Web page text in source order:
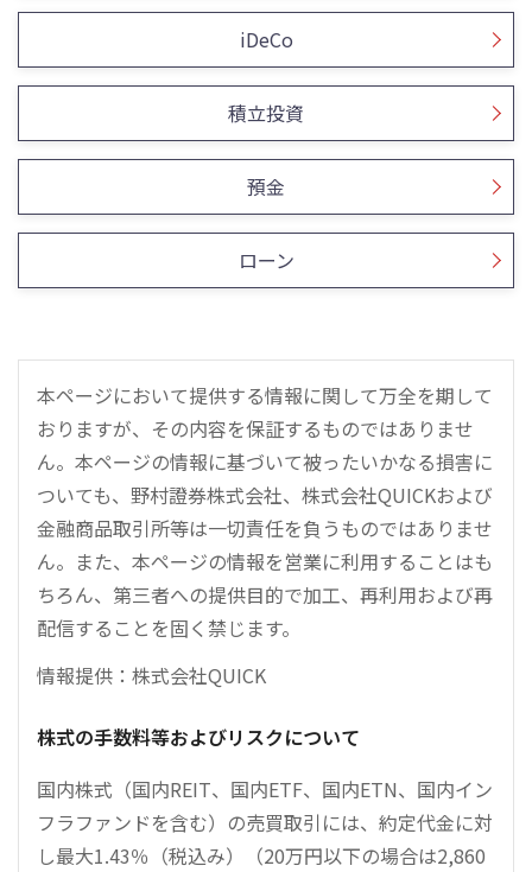
iDeCo
積立投資
預金
ローン
本ページにおいて提供する情報に関して万全を期して
おりますが、その内容を保証するものではありませ
ん。本ページの情報に基づいて被ったいかなる損害に
ついても、野村證券株式会社、株式会社QUICKおよび
金融商品取引所等は一切責任を負うものではありませ
ん。また、本ページの情報を営業に利用することはも
ちろん、第三者への提供目的で加工、再利用および再
配信することを固く禁じます。
情報提供：株式会社QUICK
株式の手数料等およびリスクについて
国内株式（国内REIT、国内ETF、国内ETN、国内イン
フラファンドを含む）の売買取引には、約定代金に対
し最大1.43％（税込み）（20万円以下の場合は2,860